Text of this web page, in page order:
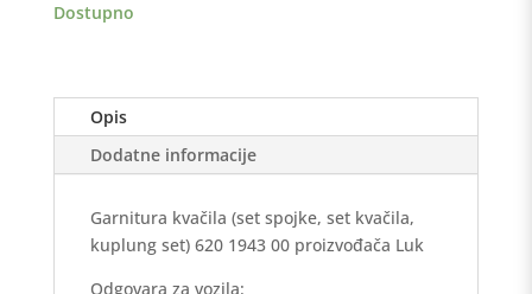
Dostupno
Opis
Dodatne informacije
Garnitura kvačila (set spojke, set kvačila,
kuplung set) 620 1943 00 proizvođača Luk
Odgovara za vozila: